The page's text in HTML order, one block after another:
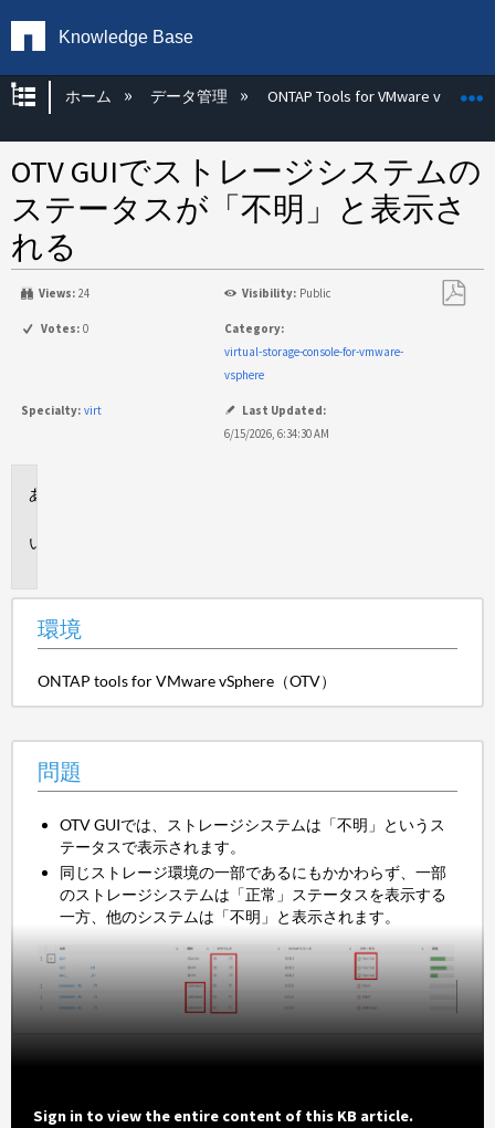
Knowledge Base
グローバル階層を展開/折りたたむ
ホーム データ管理 ONTAP Tools for VMware vSphere
OTV GUIでストレージシステムの
ステータスが「不明」と表示さ
れる
Views: 24 Visibility: Public
Votes: 0
Category:
virtual-storage-console-for-vmware-
vsphere
Specialty: virt
Last Updated:
6/15/2026, 6:34:30 AM
環境
ONTAP tools for VMware vSphere（OTV）
問題
OTV GUIでは、ストレージシステムは「不明」というス
テータスで表示されます。
同じストレージ環境の一部であるにもかかわらず、一部
のストレージシステムは「正常」ステータスを表示する
一方、他のシステムは「不明」と表示されます。
Sign in to view the entire content of this KB article.